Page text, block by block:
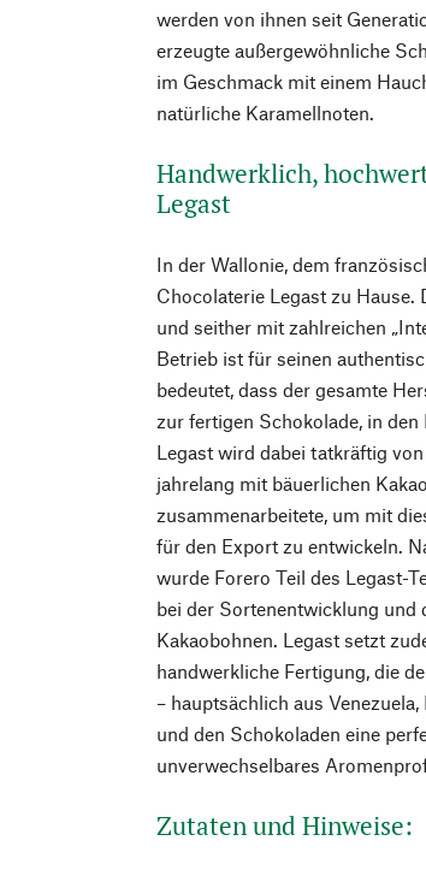
werden von ihnen seit
erzeugte außergewöhnliche
im Geschmack mit einem
natürliche Karamellnoten.
Handwerklich,
Legast
In der Wallonie, dem
Chocolaterie Legast zu
und seither mit zahlreichen
Betrieb ist für seinen
bedeutet, dass der gesamte
zur fertigen Schokolade, in
Legast wird dabei tatkräftig
jahrelang mit bäuerlichen
zusammenarbeitete, um mit
für den Export zu entwickeln.
wurde Forero Teil des Legast-
bei der Sortenentwicklung und
Kakaobohnen. Legast setzt
handwerkliche Fertigung, die
– hauptsächlich aus
und den Schokoladen eine
unverwechselbares
Zutaten und Hinweise: